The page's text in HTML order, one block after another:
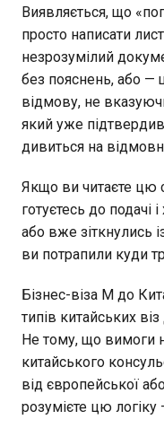
Виявляється, що
просто написати
незрозумілий
без пояснень, або
відмову, не
який уже підтвердив
дивиться на
Якщо ви читаєте цю
готуєтесь до подачі
або вже зіткнулись
ви потрапили куди
Бізнес-віза M до
типів китайських
Не тому, що вимоги
китайського
від європейської
розумієте цю